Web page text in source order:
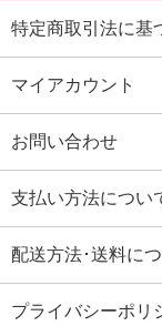
特定商取引法に基
マイアカウント
お問い合わせ
支払い方法につい
配送方法･送料に
プライバシーポリ